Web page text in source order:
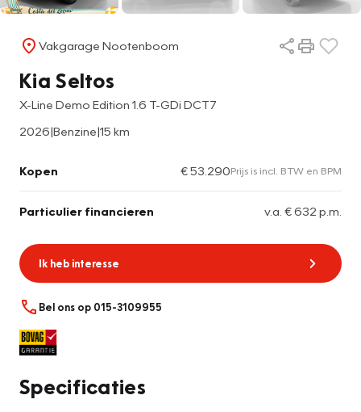
Vakgarage Nootenboom
Kia Seltos
X-Line Demo Edition 1.6 T-GDi DCT7
2026|Benzine|15 km
Kopen € 53.290Prijs is incl. BTW en BPM
Particulier financieren v.a. € 632 p.m.
Ik heb interesse
Bel ons op 015-3109955
Specificaties